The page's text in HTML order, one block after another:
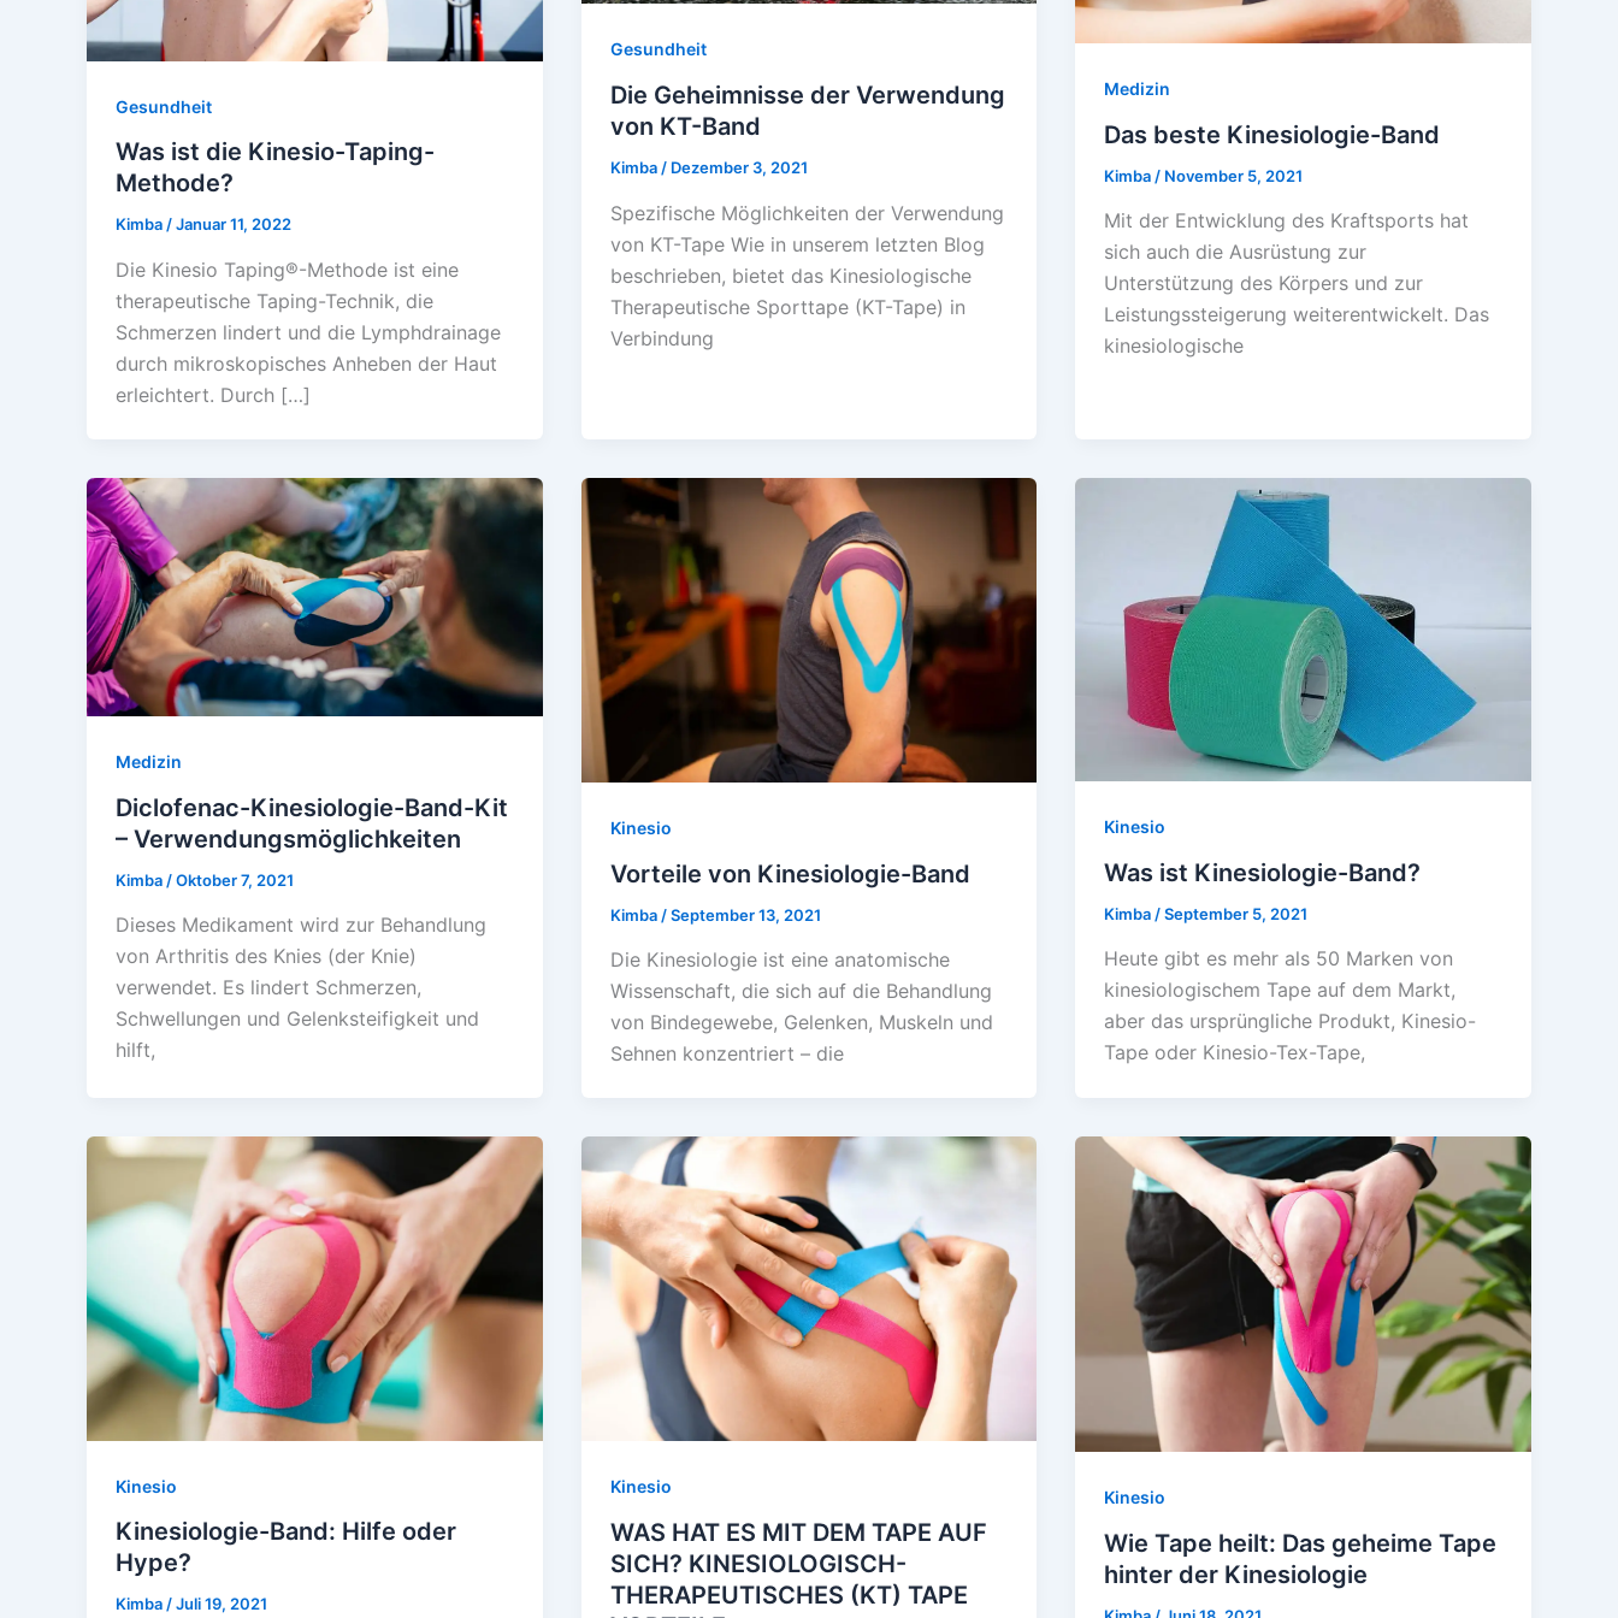
Gesundheit
Was ist die Kinesio-Taping-
Methode?
Kimba/Januar 11, 2022
Die Kinesio Taping®-Methode ist eine
therapeutische Taping-Technik, die
Schmerzen lindert und die Lymphdrainage
durch mikroskopisches Anheben der Haut
erleichtert. Durch […]
Gesundheit
Die Geheimnisse der Verwendung
von KT-Band
Kimba / Dezember 3, 2021
Spezifische Möglichkeiten der Verwendung
von KT-Tape Wie in unserem letzten Blog
beschrieben, bietet das Kinesiologische
Therapeutische Sporttape (KT-Tape) in
Verbindung
Medizin
Das beste Kinesiologie-Band
Kimba / November 5, 2021
Mit der Entwicklung des Kraftsports hat
sich auch die Ausrüstung zur
Unterstützung des Körpers und zur
Leistungssteigerung weiterentwickelt. Das
kinesiologische
Medizin
Diclofenac-Kinesiologie-Band-Kit
– Verwendungsmöglichkeiten
Kimba /Oktober 7, 2021
Dieses Medikament wird zur Behandlung
von Arthritis des Knies (der Knie)
verwendet. Es lindert Schmerzen,
Schwellungen und Gelenksteifigkeit und
hilft,
Kinesio
Vorteile von Kinesiologie-Band
Kimba /September 13, 2021
Die Kinesiologie ist eine anatomische
Wissenschaft, die sich auf die Behandlung
von Bindegewebe, Gelenken, Muskeln und
Sehnen konzentriert – die
Kinesio
Was ist Kinesiologie-Band?
Kimba /September 5, 2021
Heute gibt es mehr als 50 Marken von
kinesiologischem Tape auf dem Markt,
aber das ursprüngliche Produkt, Kinesio-
Tape oder Kinesio-Tex-Tape,
Kinesio
Kinesiologie-Band: Hilfe oder
Hype?
Kimba/Juli 19, 2021
Kinesio
WAS HAT ES MIT DEM TAPE AUF
SICH? KINESIOLOGISCH-
THERAPEUTISCHES (KT) TAPE
Kinesio
Wie Tape heilt: Das geheime Tape
hinter der Kinesiologie